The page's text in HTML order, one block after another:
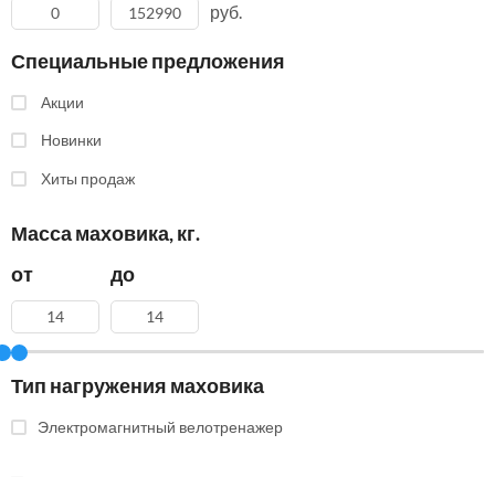
руб.
Специальные предложения
Акции
Новинки
Хиты продаж
Масса маховика, кг.
от
до
Тип нагружения маховика
Электромагнитный велотренажер